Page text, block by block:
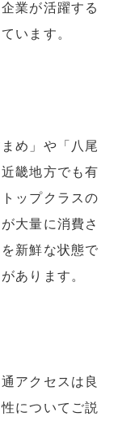
業が活躍する
います。
め」や「八尾
畿地方でも有
ップクラスの
大量に消費さ
新鮮な状態で
あります。
アクセスは良
についてご説